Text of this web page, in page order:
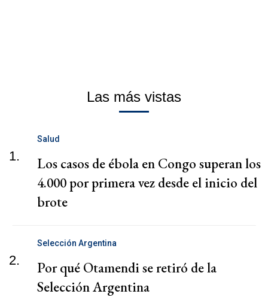
Las más vistas
1.
Salud
Los casos de ébola en Congo superan los
4.000 por primera vez desde el inicio del
brote
2.
Selección Argentina
Por qué Otamendi se retiró de la
Selección Argentina